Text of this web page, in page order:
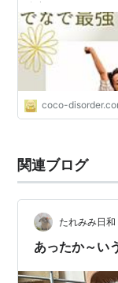
coco-
関連ブログ
たれみみ日和
あったか～い